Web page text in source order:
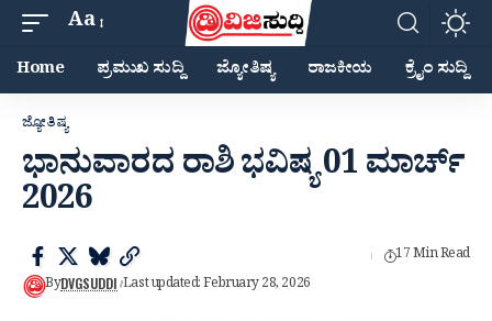
Aa
Home ಪ್ರಮುಖ ಸುದ್ದಿ ಜ್ಯೋತಿಷ್ಯ ರಾಜಕೀಯ ಕ್ರೈಂ ಸುದ್ದಿ
ಜ್ಯೋತಿಷ್ಯ
ಭಾನುವಾರದ ರಾಶಿ ಭವಿಷ್ಯ 01 ಮಾರ್ಚ್
2026
ByDVGSUDDI Last updated: February 28, 2026
17 Min Read